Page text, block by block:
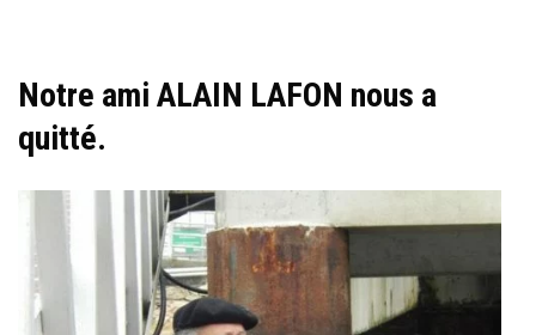
Notre ami ALAIN LAFON nous a
quitté.